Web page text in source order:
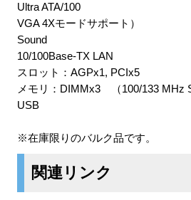
Ultra ATA/100
VGA 4Xモードサポート）
Sound
10/100Base-TX LAN
スロット：AGPx1, PCIx5
メモリ：DIMMx3 （100/133 MHz
USB
※在庫限りのバルク品です。
関連リンク